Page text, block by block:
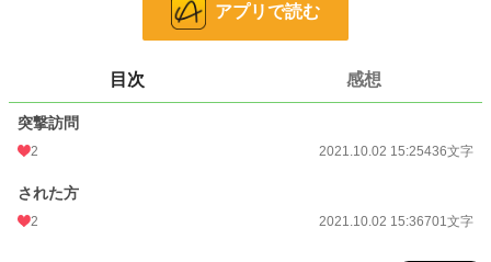
66,375 位 / 66,375 件
文字数
初回公開日時
アプリで読む
目次 感想
突撃訪問
2 2021.10.02 15:25436文字
された方
2 2021.10.02 15:36701文字